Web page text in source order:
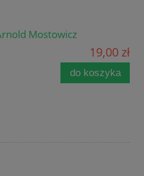
Mostowicz
19,00 zł
do koszyka